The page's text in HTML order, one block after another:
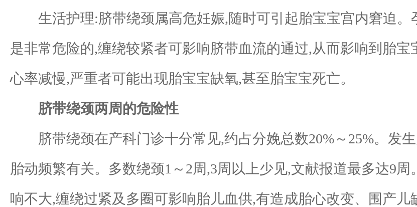
生活护理:脐带绕颈属高危妊娠,随时可引起胎宝宝宫内窘迫。
是非常危险的,缠绕较紧者可影响脐带血流的通过,从而影响到胎
心率减慢,严重者可能出现胎宝宝缺氧,甚至胎宝宝死亡。
脐带绕颈两周的危险性
脐带绕颈在产科门诊十分常见,约占分娩总数20%～25%。发
胎动频繁有关。多数绕颈1～2周,3周以上少见,文献报道最多达9
响不大,缠绕过紧及多圈可影响胎儿血供,有造成胎心改变、围产